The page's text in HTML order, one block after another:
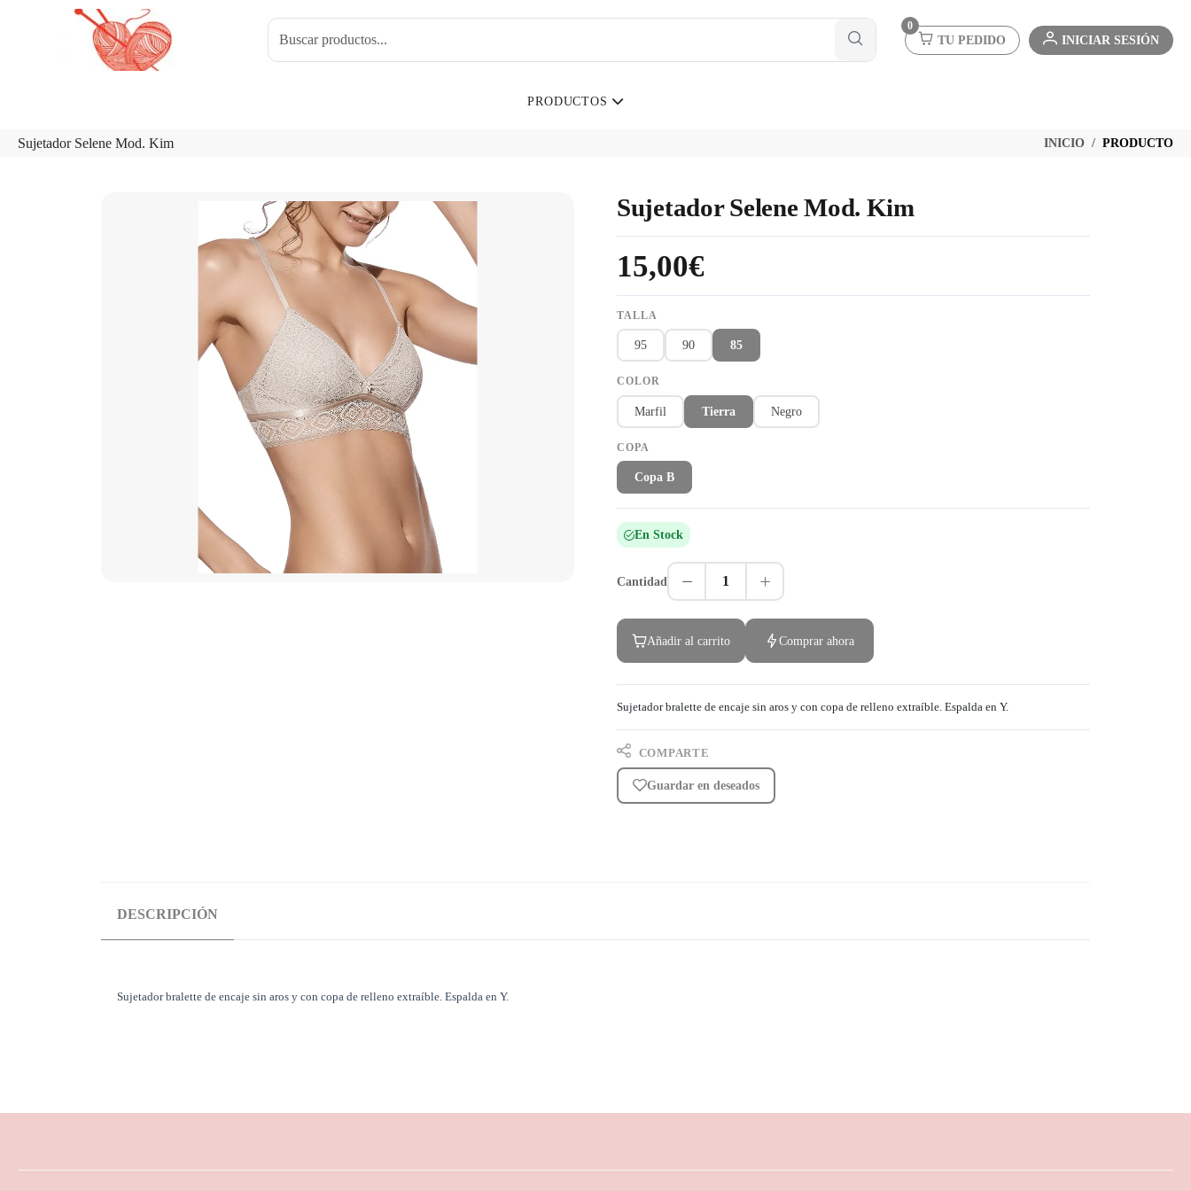
0
TU PEDIDO INICIAR SESIÓN
PRODUCTOS
Sujetador Selene Mod. Kim INICIO PRODUCTO
Sujetador Selene Mod. Kim
15,00€
TALLA
95 90 85
COLOR
Marfil Tierra Negro
COPA
Copa B
En Stock
Cantidad 1
Añadir al carrito Comprar ahora
Sujetador bralette de encaje sin aros y con copa de relleno extraíble. Espalda en Y.
COMPARTE
Guardar en deseados
DESCRIPCIÓN
Sujetador bralette de encaje sin aros y con copa de relleno extraíble. Espalda en Y.